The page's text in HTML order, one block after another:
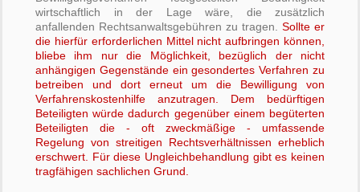
wirtschaftlich in der Lage wäre, die zusätzlich
anfallenden Rechtsanwaltsgebühren zu tragen. Sollte er
die hierfür erforderlichen Mittel nicht aufbringen können,
bliebe ihm nur die Möglichkeit, bezüglich der nicht
anhängigen Gegenstände ein gesondertes Verfahren zu
betreiben und dort erneut um die Bewilligung von
Verfahrenskostenhilfe anzutragen. Dem bedürftigen
Beteiligten würde dadurch gegenüber einem begüterten
Beteiligten die - oft zweckmäßige - umfassende
Regelung von streitigen Rechtsverhältnissen erheblich
erschwert. Für diese Ungleichbehandlung gibt es keinen
tragfähigen sachlichen Grund.